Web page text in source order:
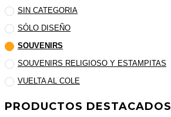
SIN CATEGORIA
SÓLO DISEÑO
SOUVENIRS
SOUVENIRS RELIGIOSO Y ESTAMPITAS
VUELTA AL COLE
PRODUCTOS DESTACADOS